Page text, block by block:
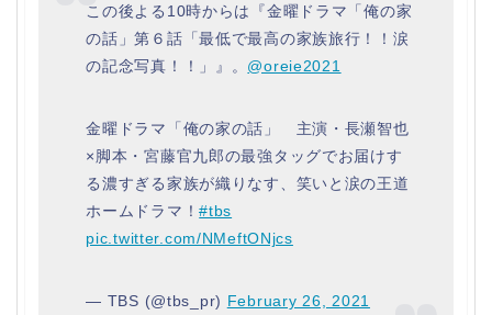
この後よる10時からは『金曜ドラマ「俺の家
の話」第６話「最低で最高の家族旅行！！涙
の記念写真！！」』。 @oreie2021
金曜ドラマ「俺の家の話」 主演・長瀬智也
×脚本・宮藤官九郎の最強タッグでお届けす
る濃すぎる家族が織りなす、笑いと涙の王道
ホームドラマ！#tbs
pic.twitter.com/NMeftONjcs
— TBS (@tbs_pr) February 26, 2021